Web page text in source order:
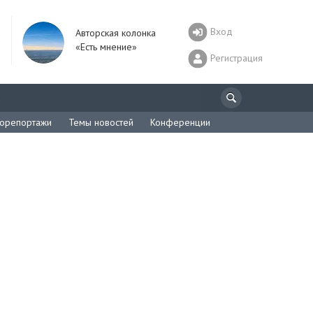
Авторская колонка
«Есть мнение»
Вход
Регистрация
Темы новостей Конференции